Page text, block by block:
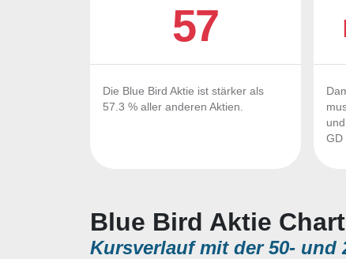
57
Die Blue Bird Aktie ist stärker als
57.3 % aller anderen Aktien.
GD
Blue Bird Aktie Chart
Kursverlauf mit der 50- und